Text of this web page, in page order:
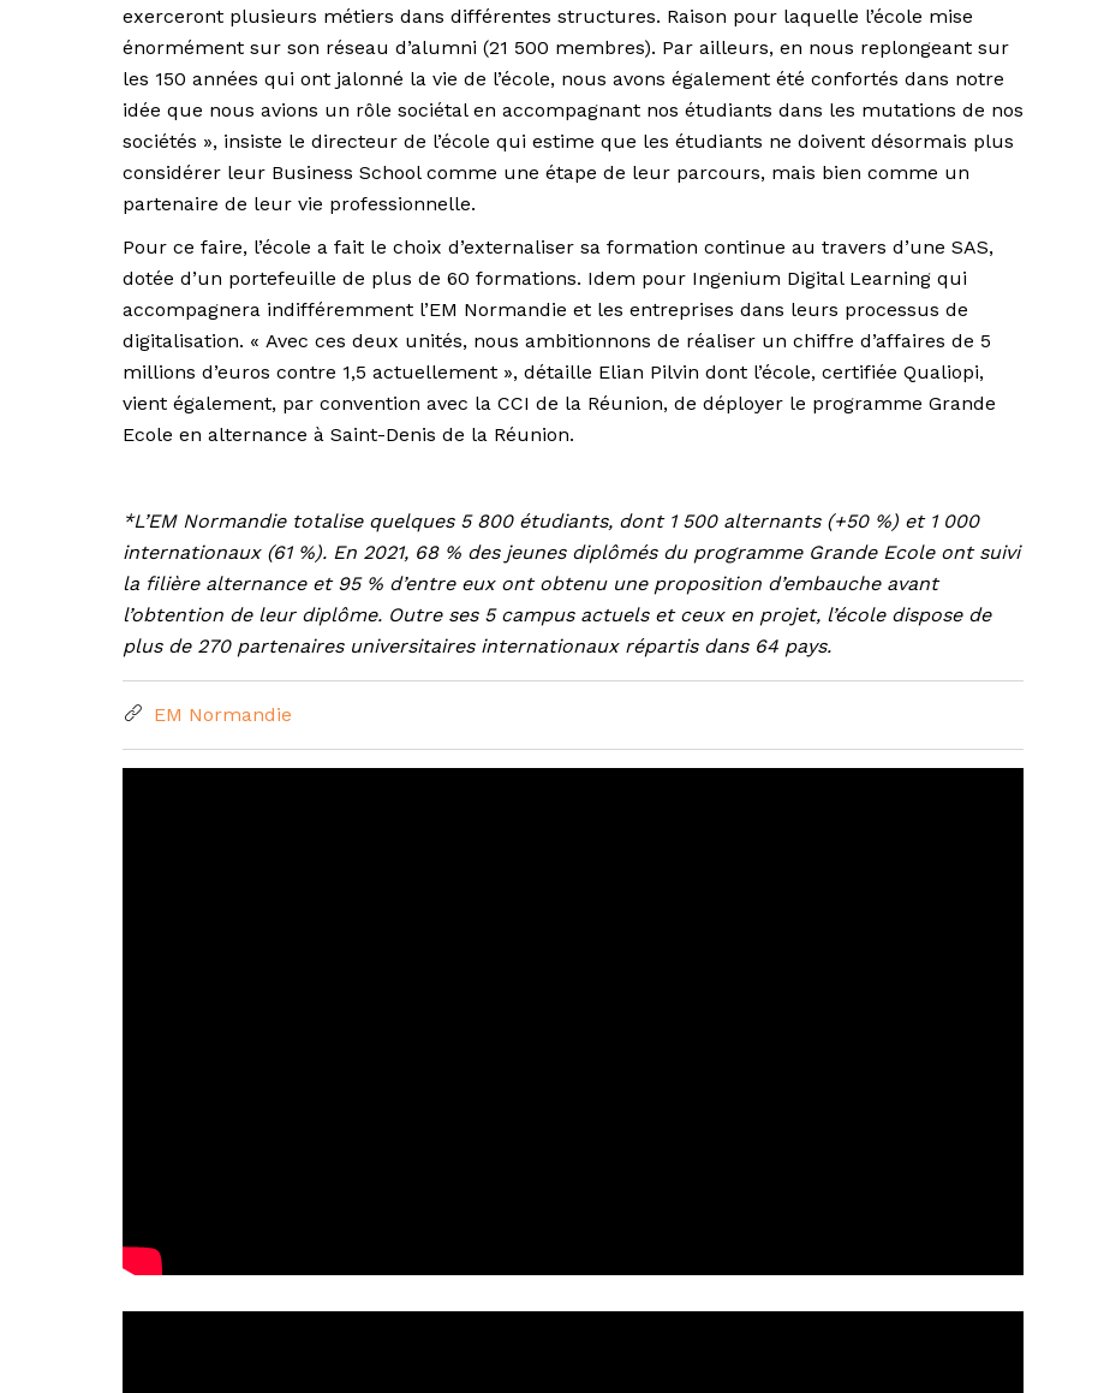
exerceront plusieurs métiers dans différentes structures. Raison pour laquelle l’école mise
énormément sur son réseau d’alumni (21 500 membres). Par ailleurs, en nous replongeant sur
les 150 années qui ont jalonné la vie de l’école, nous avons également été confortés dans notre
idée que nous avions un rôle sociétal en accompagnant nos étudiants dans les mutations de nos
sociétés », insiste le directeur de l’école qui estime que les étudiants ne doivent désormais plus
considérer leur Business School comme une étape de leur parcours, mais bien comme un
partenaire de leur vie professionnelle.
Pour ce faire, l’école a fait le choix d’externaliser sa formation continue au travers d’une SAS,
dotée d’un portefeuille de plus de 60 formations. Idem pour Ingenium Digital Learning qui
accompagnera indifféremment l’EM Normandie et les entreprises dans leurs processus de
digitalisation. « Avec ces deux unités, nous ambitionnons de réaliser un chiffre d’affaires de 5
millions d’euros contre 1,5 actuellement », détaille Elian Pilvin dont l’école, certifiée Qualiopi,
vient également, par convention avec la CCI de la Réunion, de déployer le programme Grande
Ecole en alternance à Saint-Denis de la Réunion.
*L’EM Normandie totalise quelques 5 800 étudiants, dont 1 500 alternants (+50 %) et 1 000
internationaux (61 %). En 2021, 68 % des jeunes diplômés du programme Grande Ecole ont suivi
la filière alternance et 95 % d’entre eux ont obtenu une proposition d’embauche avant
l’obtention de leur diplôme. Outre ses 5 campus actuels et ceux en projet, l’école dispose de
plus de 270 partenaires universitaires internationaux répartis dans 64 pays.
EM Normandie